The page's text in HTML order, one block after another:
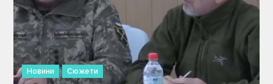
і
в
Новини Сюжети